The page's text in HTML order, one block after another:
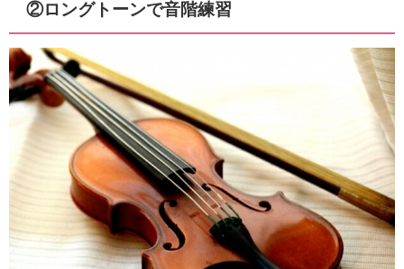
②ロングトーンで音階練習